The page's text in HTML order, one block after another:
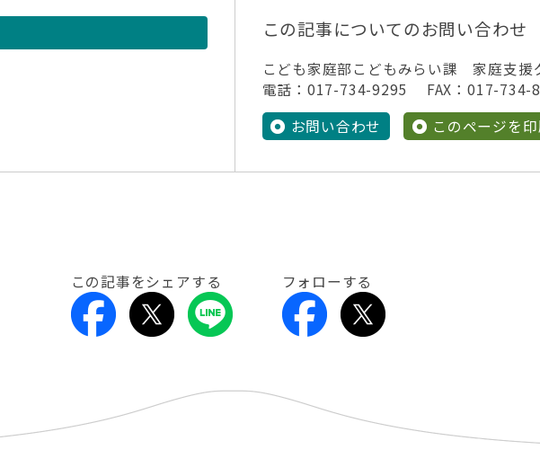
この記事についてのお問い合わせ
こども家庭部こどもみらい課 家庭支援
電話：017-734-9295 FAX：017-734-
お問い合わせ
このページを
この記事をシェアする フォローする